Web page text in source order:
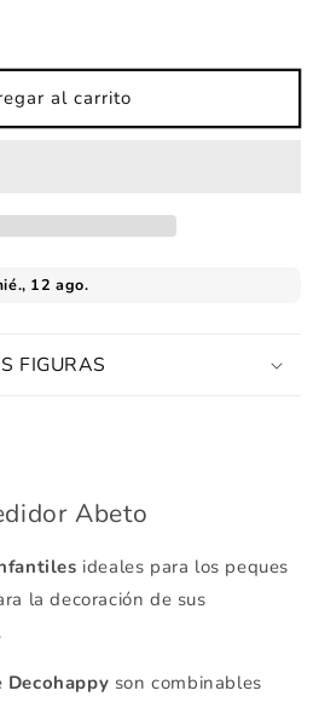
al carrito
FIGURAS
Abeto
ideales para los peques
la decoración de sus
Decohappy son combinables